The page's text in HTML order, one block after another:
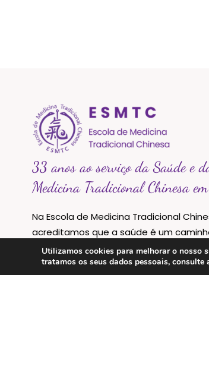
33 anos ao serviço da Saúde e
Medicina Tradicional Chinesa
Na Escola de Medicina Tradicional
acreditamos que a saúde é um
equilíbrio entre o corpo, a mente e a
Utilizamos cookies para melhorar o nosso
tratamos os seus dados pessoais, consulte